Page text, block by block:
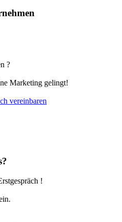
?
Marketing gelingt!
vereinbaren
!